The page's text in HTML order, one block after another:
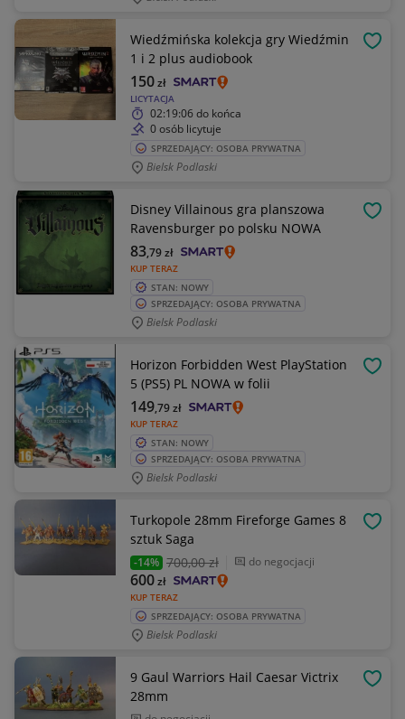
Wiedźmińska kolekcja gry Wiedźmin
1 i 2 plus audiobook
LICYTACJA
150zł
02:19:06do końca
0 osób licytuje
SPRZEDAJĄCY: OSOBA PRYWATNA
Bielsk Podlaski
Disney Villainous gra planszowa
Ravensburger po polsku NOWA
KUP TERAZ
83,79zł
STAN: NOWY
SPRZEDAJĄCY: OSOBA PRYWATNA
Bielsk Podlaski
Horizon Forbidden West PlayStation
5 (PS5) PL NOWA w folii
KUP TERAZ
149,79zł
STAN: NOWY
SPRZEDAJĄCY: OSOBA PRYWATNA
Bielsk Podlaski
Turkopole 28mm Fireforge Games 8
sztuk Saga
-14% 700,00 zł do negocjacji
KUP TERAZ
600zł
SPRZEDAJĄCY: OSOBA PRYWATNA
Bielsk Podlaski
9 Gaul Warriors Hail Caesar Victrix
28mm